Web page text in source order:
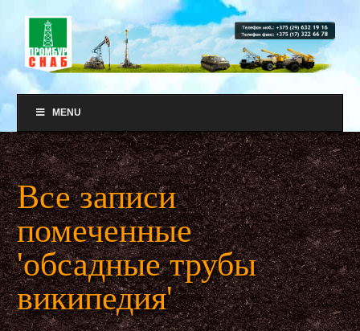
MENU
Все записи
помеченные
'обсадные трубы
википедия'